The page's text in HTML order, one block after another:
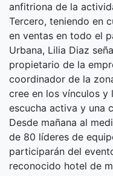
anfitriona de la
Tercero, teniendo en
en ventas en todo el
Urbana, Lilia Diaz
propietario de la
coordinador de la
cree en los vínculos y
escucha activa y una
Desde mañana al
de 80 líderes de
participarán del
reconocido hotel de